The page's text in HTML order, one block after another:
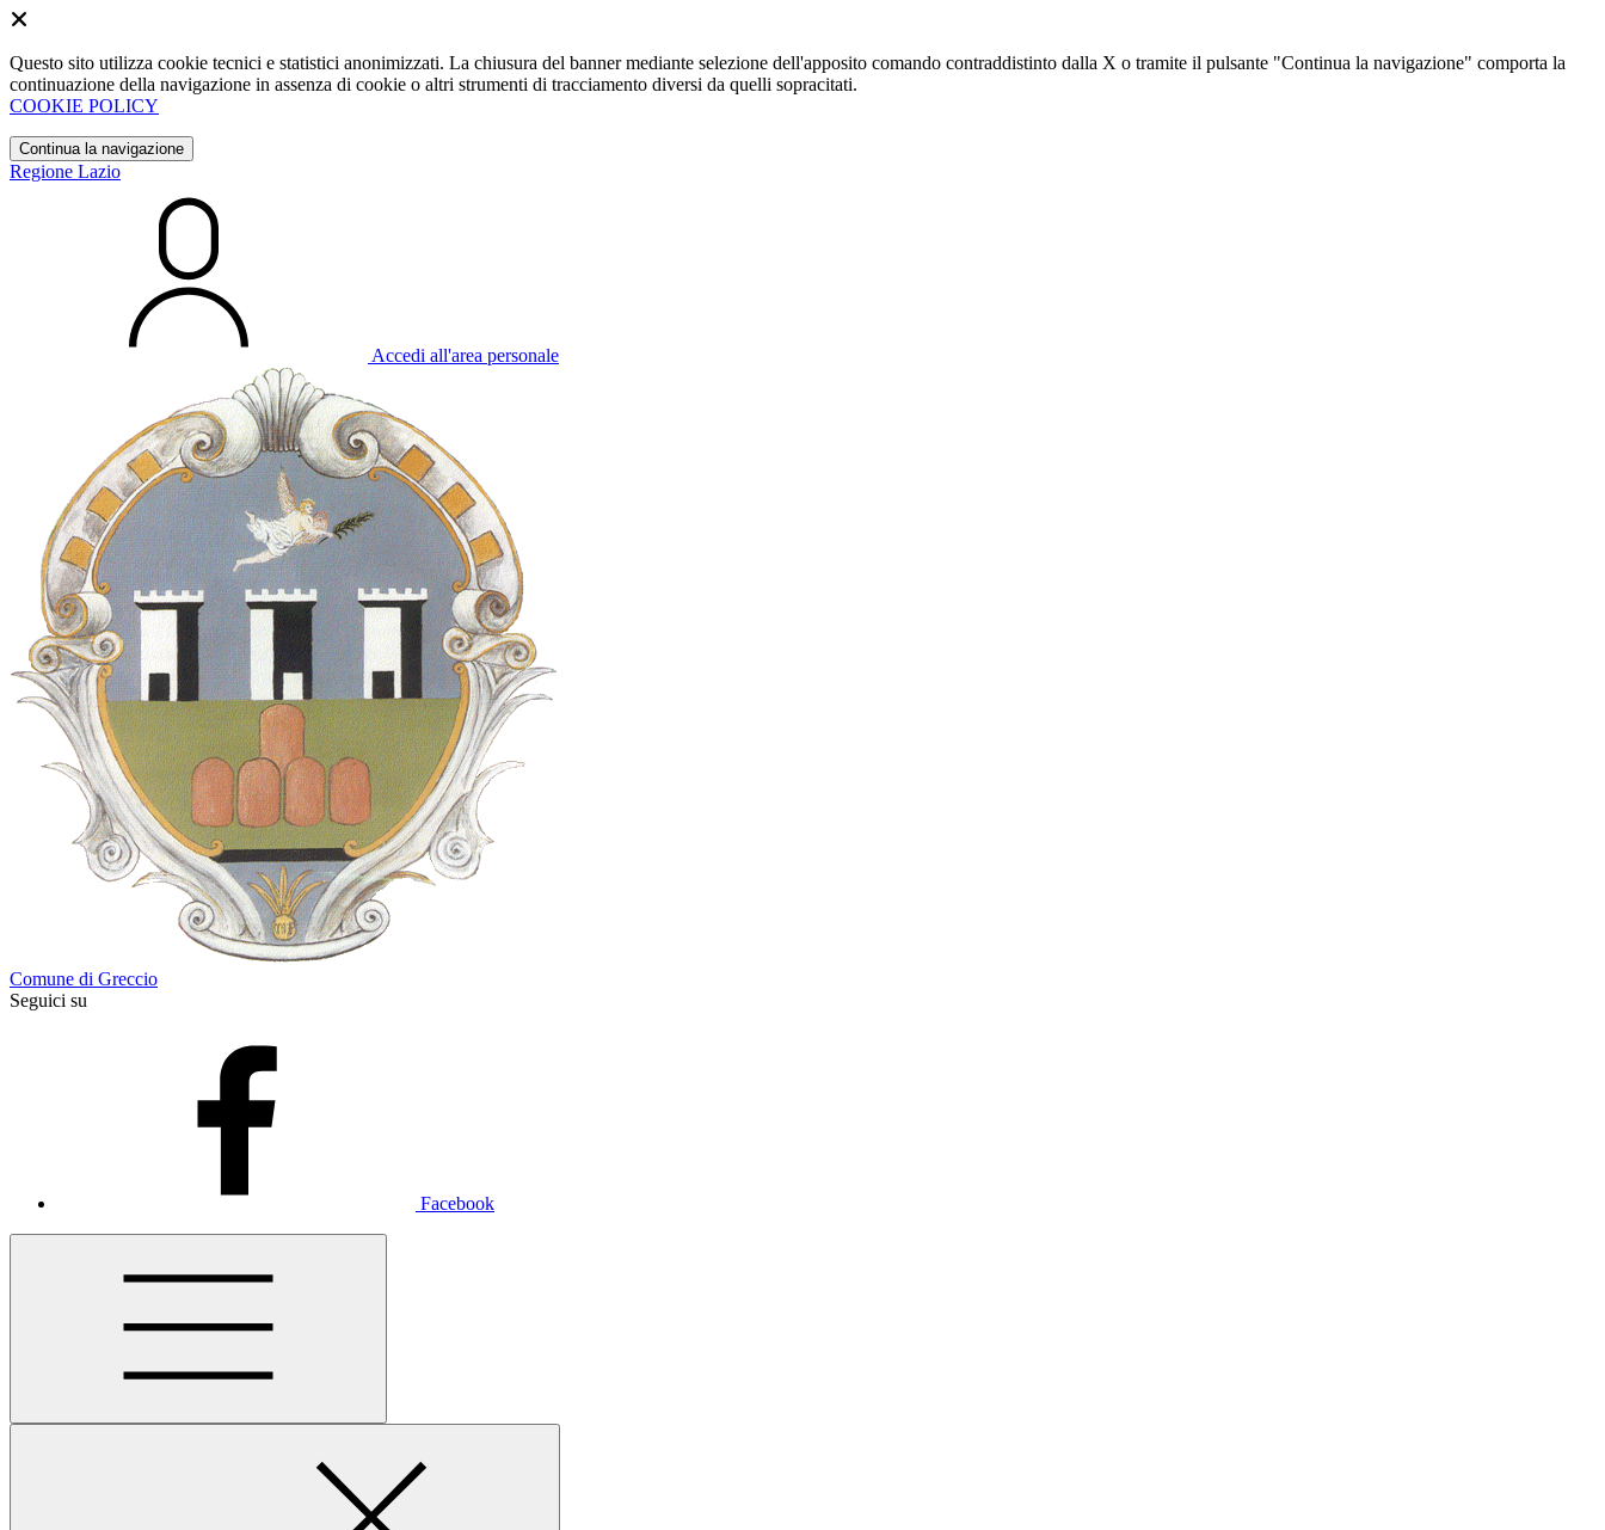
Questo sito utilizza cookie tecnici e statistici anonimizzati. La chiusura del banner mediante selezione dell'apposito comando contraddistinto dalla X o tramite il pulsante "Continua la navigazione" comporta la
continuazione della navigazione in assenza di cookie o altri strumenti di tracciamento diversi da quelli sopracitati.
COOKIE POLICY
Continua la navigazione
Regione Lazio
Accedi all'area personale
Comune di Greccio
Seguici su
Facebook